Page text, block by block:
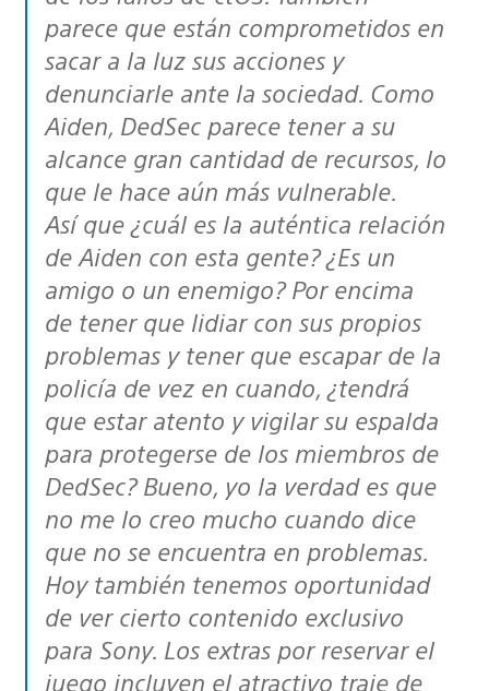
parece que están comprometidos en
sacar a la luz sus acciones y
denunciarle ante la sociedad. Como
Aiden, DedSec parece tener a su
alcance gran cantidad de recursos, lo
que le hace aún más vulnerable.
Así que ¿cuál es la auténtica relación
de Aiden con esta gente? ¿Es un
amigo o un enemigo? Por encima
de tener que lidiar con sus propios
problemas y tener que escapar de la
policía de vez en cuando, ¿tendrá
que estar atento y vigilar su espalda
para protegerse de los miembros de
DedSec? Bueno, yo la verdad es que
no me lo creo mucho cuando dice
que no se encuentra en problemas.
Hoy también tenemos oportunidad
de ver cierto contenido exclusivo
para Sony. Los extras por reservar el
juego incluyen el atractivo traje de